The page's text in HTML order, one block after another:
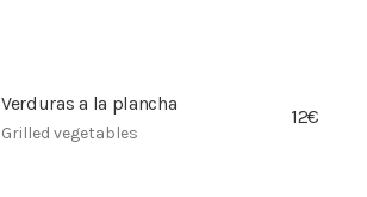
Verduras a la plancha
Grilled vegetables
12€